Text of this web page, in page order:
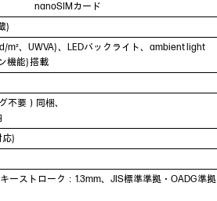
nanoSIMカード
)
m²、UWVA) 、LEDバックライト、ambient light
機能) 搭載
不要）同梱、
)
ーストローク：1.3mm、JIS標準準拠・OADG準拠